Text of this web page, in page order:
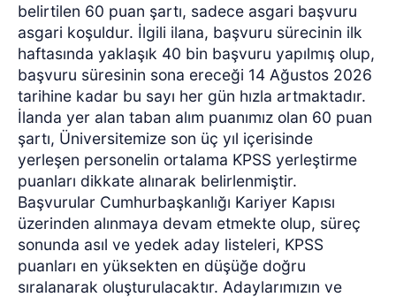
belirtilen 60 puan şartı, sadece asgari başvuru
asgari koşuldur. İlgili ilana, başvuru sürecinin ilk
haftasında yaklaşık 40 bin başvuru yapılmış olup,
başvuru süresinin sona ereceği 14 Ağustos 2026
tarihine kadar bu sayı her gün hızla artmaktadır.
İlanda yer alan taban alım puanımız olan 60 puan
şartı, Üniversitemize son üç yıl içerisinde
yerleşen personelin ortalama KPSS yerleştirme
puanları dikkate alınarak belirlenmiştir.
Başvurular Cumhurbaşkanlığı Kariyer Kapısı
üzerinden alınmaya devam etmekte olup, süreç
sonunda asıl ve yedek aday listeleri, KPSS
puanları en yüksekten en düşüğe doğru
sıralanarak oluşturulacaktır. Adaylarımızın ve